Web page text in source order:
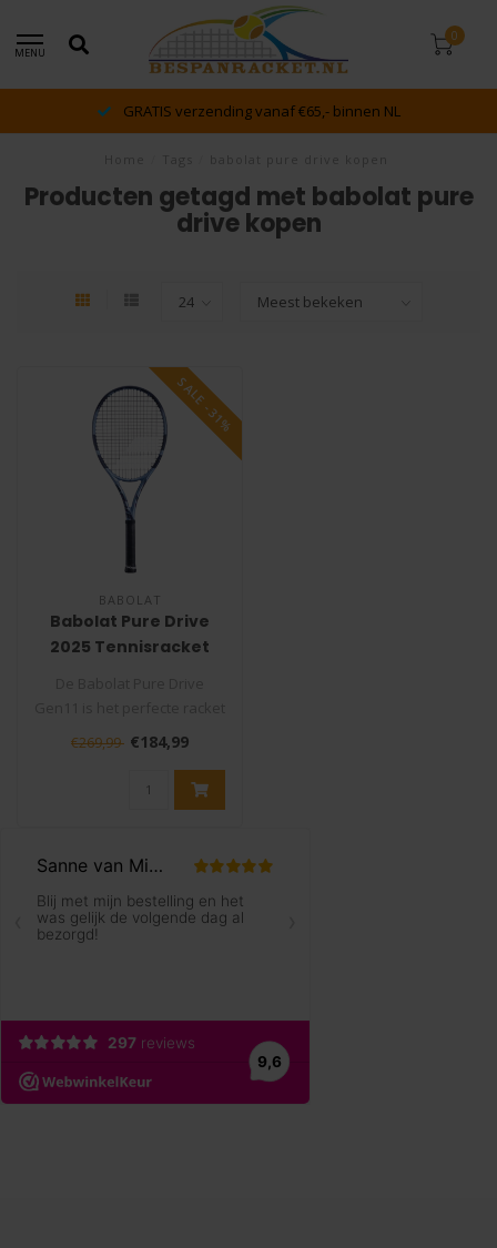
MENU
0
GRATIS verzending vanaf €65,- binnen NL
Producten getagd met babolat pure
drive kopen
SALE -31%
BABOLAT
Babolat Pure Drive
2025 Tennisracket
voor spelers die kracht en
€269,99 €184,99